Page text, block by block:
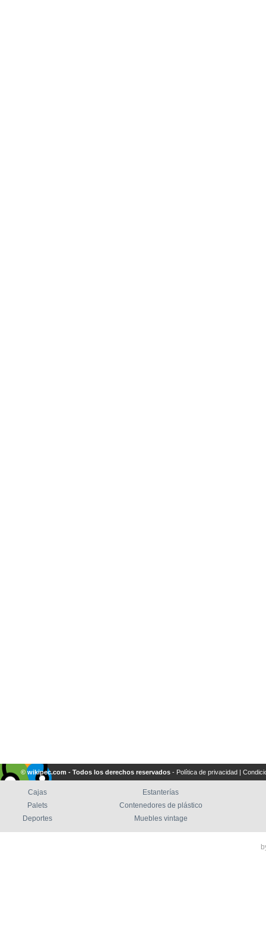
© wikipec.com - Todos los derechos reservados - Política de privacidad |
Cajas
Estanterías
Palets
Contenedores de plástico
Deportes
Muebles vintage